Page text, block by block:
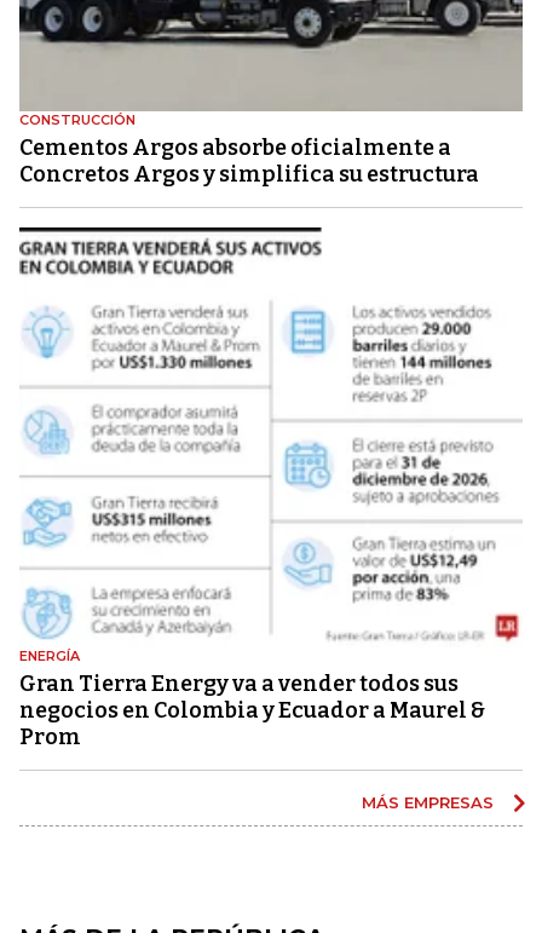
CONSTRUCCIÓN
Cementos Argos absorbe oficialmente a
Concretos Argos y simplifica su estructura
ENERGÍA
Gran Tierra Energy va a vender todos sus
negocios en Colombia y Ecuador a Maurel &
Prom
MÁS EMPRESAS